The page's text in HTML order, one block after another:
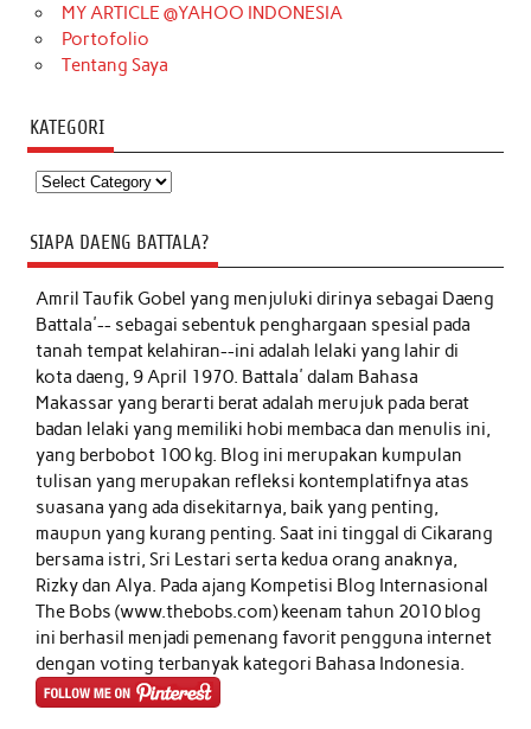
MY ARTICLE @YAHOO INDONESIA
Portofolio
Tentang Saya
KATEGORI
Kategori
SIAPA DAENG BATTALA?
Amril Taufik Gobelyang menjuluki dirinya sebagai Daeng
Battala'-- sebagai sebentuk penghargaan spesial pada
tanah tempat kelahiran--ini adalah lelaki yang lahir di
kota daeng, 9 April 1970. Battala' dalam Bahasa
Makassar yang berarti berat adalah merujuk pada berat
badan lelaki yang memiliki hobi membaca dan menulis ini,
yang berbobot 100 kg. Blog ini merupakan kumpulan
tulisan yang merupakan refleksi kontemplatifnya atas
suasana yang ada disekitarnya, baik yang penting,
maupun yang kurang penting. Saat ini tinggal di Cikarang
bersama istri, Sri Lestari serta kedua orang anaknya,
Rizky dan Alya. Pada ajang Kompetisi Blog Internasional
The Bobs (www.thebobs.com) keenam tahun 2010 blog
ini berhasil menjadi pemenang favorit pengguna internet
dengan voting terbanyak kategori Bahasa Indonesia.